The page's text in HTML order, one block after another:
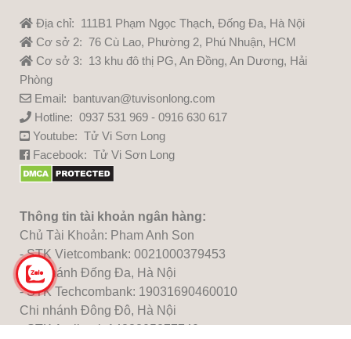
Địa chỉ: 111B1 Phạm Ngọc Thạch, Đống Đa, Hà Nội
Cơ sở 2: 76 Cù Lao, Phường 2, Phú Nhuận, HCM
Cơ sở 3: 13 khu đô thị PG, An Đồng, An Dương, Hải
Phòng
Email: bantuvan@tuvisonlong.com
Hotline: 0937 531 969 - 0916 630 617
Youtube: Tử Vi Sơn Long
Facebook: Tử Vi Sơn Long
Thông tin tài khoản ngân hàng:
Chủ Tài Khoản: Pham Anh Son
- STK Vietcombank: 0021000379453
Chi nhánh Đống Đa, Hà Nội
- STK Techcombank: 19031690460010
Chi nhánh Đông Đô, Hà Nội
- STK Agribank:1483205277740